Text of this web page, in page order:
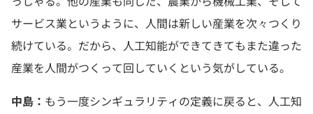
サービス業というように、人間は新しい産業を次々つくり
続けている。だから、人工知能ができてきてもまた違った
産業を人間がつくって回していくという気がしている。
中島： もう一度シンギュラリティの定義に戻ると、人工知